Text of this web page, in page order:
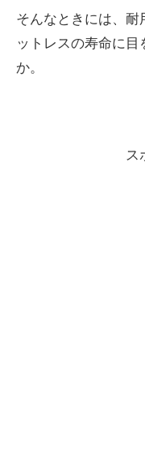
そんなときには、耐
ットレスの寿命に目
か。
ス